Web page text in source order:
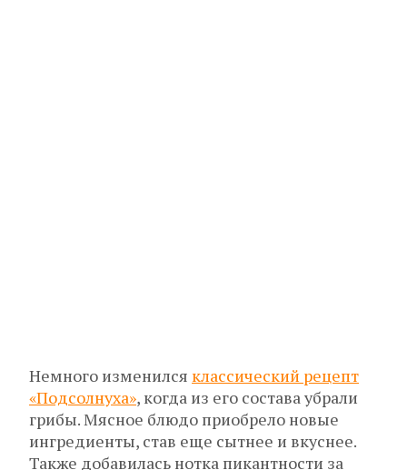
Немного изменился классический рецепт
«Подсолнуха», когда из его состава убрали
грибы. Мясное блюдо приобрело новые
ингредиенты, став еще сытнее и вкуснее.
Также добавилась нотка пикантности за